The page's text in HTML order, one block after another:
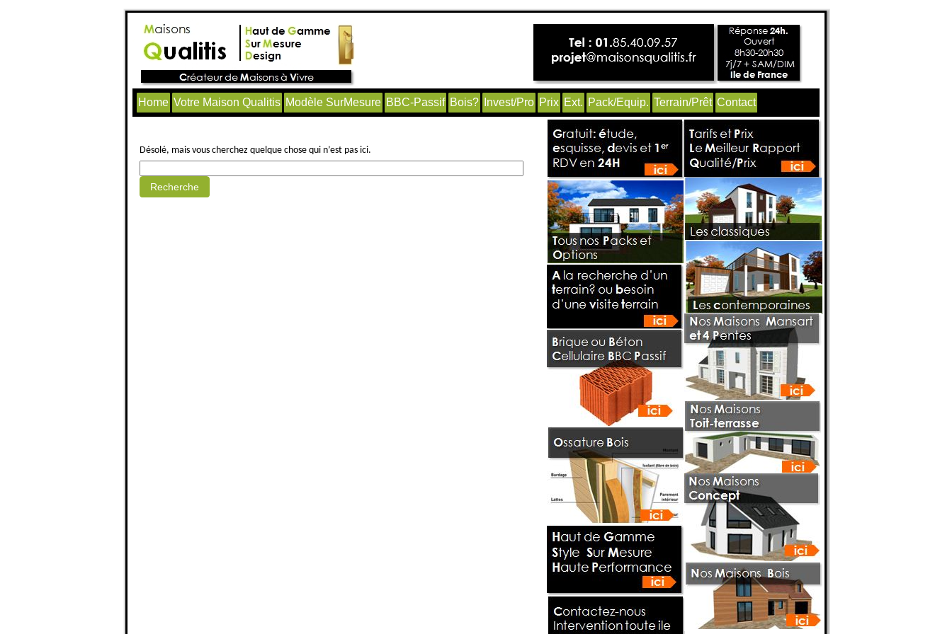
Home Votre Maison Qualitis Modèle SurMesure BBC-Passif Bois? Invest/Pro Prix Ext. Pack/Equip. Terrain/Prêt Contact
Désolé, mais vous cherchez quelque chose qui n’est pas ici.